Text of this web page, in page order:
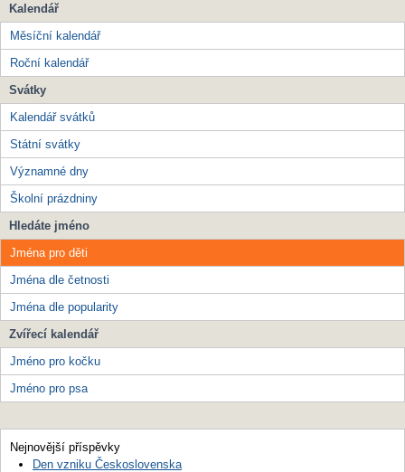
Kalendář
Měsíční kalendář
Roční kalendář
Svátky
Kalendář svátků
Státní svátky
Významné dny
Školní prázdniny
Hledáte jméno
Jména pro děti
Jména dle četnosti
Jména dle popularity
Zvířecí kalendář
Jméno pro kočku
Jméno pro psa
Nejnovější příspěvky
Den vzniku Československa